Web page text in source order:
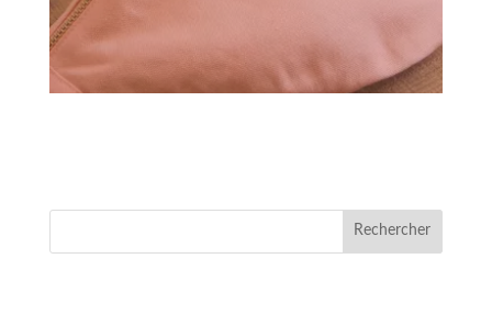
Rechercher